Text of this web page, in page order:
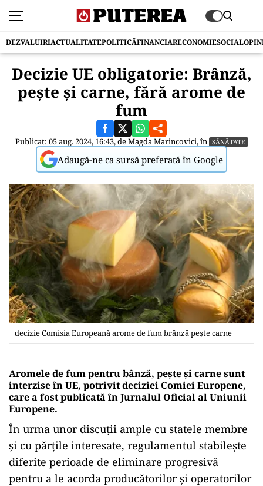
DEZVALUIRIACTUALITATEPOLITICĂFINANCIARECONOMIESOCIAL
Decizie UE obligatorie: Brânză,
pește și carne, fără arome de
fum
Publicat: 05 aug. 2024, 16:43, deMagda Marincovici, în SĂNĂTATE
Adaugă-ne ca sursă preferată în Google
decizie Comisia Europeană arome de fum brânză pește carne
Aromele de fum pentru bânză, pește și carne sunt
interzise în UE, potrivit deciziei Comiei Europene,
care a fost publicată în Jurnalul Oficial al Uniunii
Europene.
În urma unor discuții ample cu statele membre
și cu părțile interesate, regulamentul stabilește
diferite perioade de eliminare progresivă
pentru a le acorda producătorilor și operatorilor